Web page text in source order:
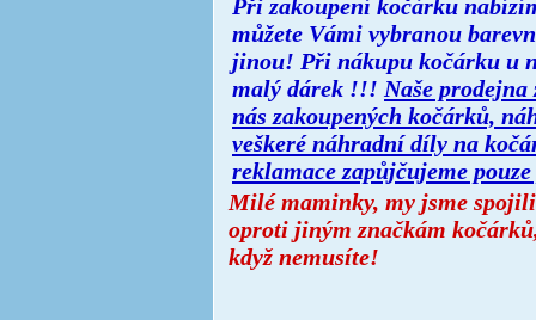
Při zakoupení kočárku
můžete Vámi vybranou
jinou! Při nákupu kočárku u
malý dárek !!! Naše
nás zakoupených kočárků,
veškeré náhradní díly na
reklamace zapůjčujeme
Milé maminky, my jsme
oproti jiným značkám
když nemusíte!